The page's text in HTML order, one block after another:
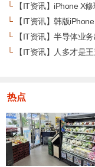
└【IT资讯】iPhone X修
└【IT资讯】韩版
└【IT资讯】半导体业
└【IT资讯】人多才是
热点